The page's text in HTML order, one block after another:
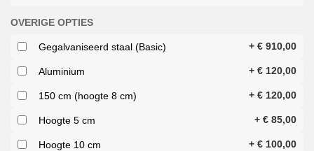
OVERIGE OPTIES
Gegalvaniseerd staal (Basic) + € 910,00
Aluminium + € 120,00
150 cm (hoogte 8 cm) + € 120,00
Hoogte 5 cm + € 85,00
Hoogte 10 cm + € 100,00